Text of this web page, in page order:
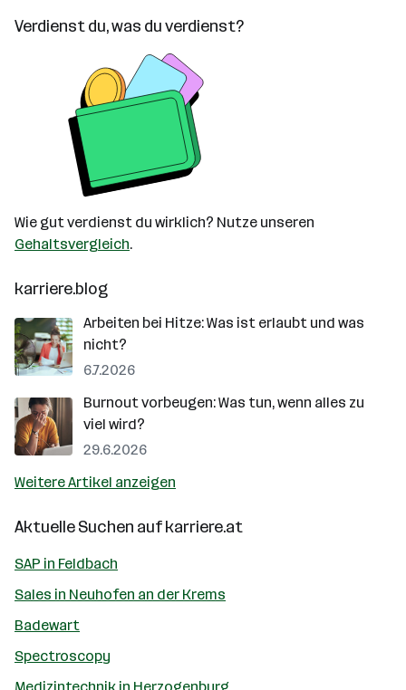
Verdienst du, was du verdienst?
Wie gut verdienst du wirklich? Nutze unseren
Gehaltsvergleich.
karriere.blog
Arbeiten bei Hitze: Was ist erlaubt und was
nicht?
6.7.2026
Burnout vorbeugen: Was tun, wenn alles zu
viel wird?
29.6.2026
Weitere Artikel anzeigen
Aktuelle Suchen aufkarriere.at
SAP in Feldbach
Sales in Neuhofen an der Krems
Badewart
Spectroscopy